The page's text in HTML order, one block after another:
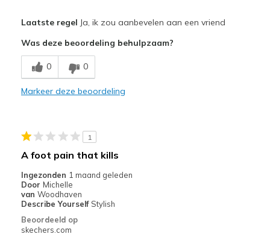
Breathe Well
Comfortable
Casual Wear
Travel
Width
Sizing
Laatste regel Ja, ik zou aanbevelen aan een vriend
Was deze beoordeling behulpzaam?
0 0
Markeer deze beoordeling
1
A foot pain that kills
Ingezonden 1 maand geleden
Door Michelle
van Woodhaven
Describe Yourself Stylish
Beoordeeld op
skechers.com